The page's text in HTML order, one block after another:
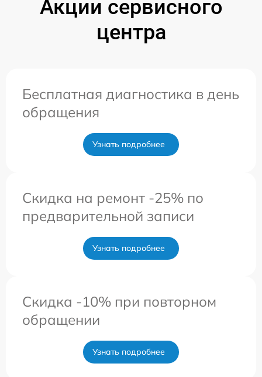
Акции сервисного
центра
Бесплатная диагностика в день
обращения
Узнать подробнее
Скидка на ремонт -25% по
предварительной записи
Узнать подробнее
Скидка -10% при повторном
обращении
Узнать подробнее